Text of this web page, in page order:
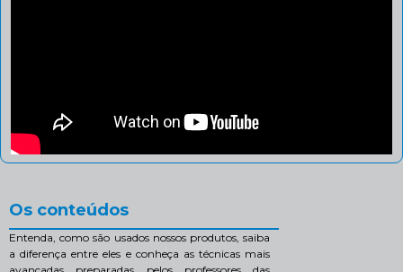
Os conteúdos
Entenda, como são usados nossos produtos, saiba
a diferença entre eles e conheça as técnicas mais